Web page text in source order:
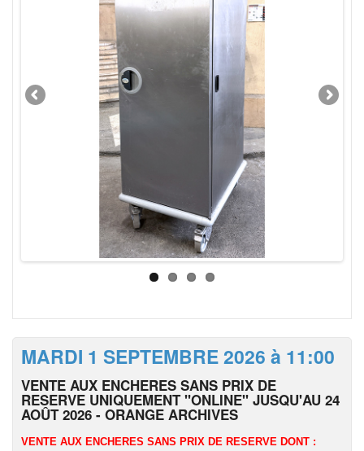
MARDI 1 SEPTEMBRE 2026 à 11:00
VENTE AUX ENCHERES SANS PRIX DE
RESERVE UNIQUEMENT "ONLINE" JUSQU'AU 24
AOÛT 2026 - ORANGE ARCHIVES
VENTE AUX ENCHERES SANS PRIX DE RESERVE DONT :